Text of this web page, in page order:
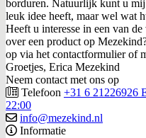
borduren. Natuurlijk kunt u
leuk idee heeft, maar wel wat
Heeft u interesse in een van
over een product op
op via het contactformulier of
Groetjes, Erica Mezekind
Neem contact met ons op
Telefoon +31 6 21226926
22:00
info@mezekind.nl
Informatie